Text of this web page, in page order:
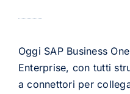
Oggi SAP Business
Enterprise, con tutti
a connettori per